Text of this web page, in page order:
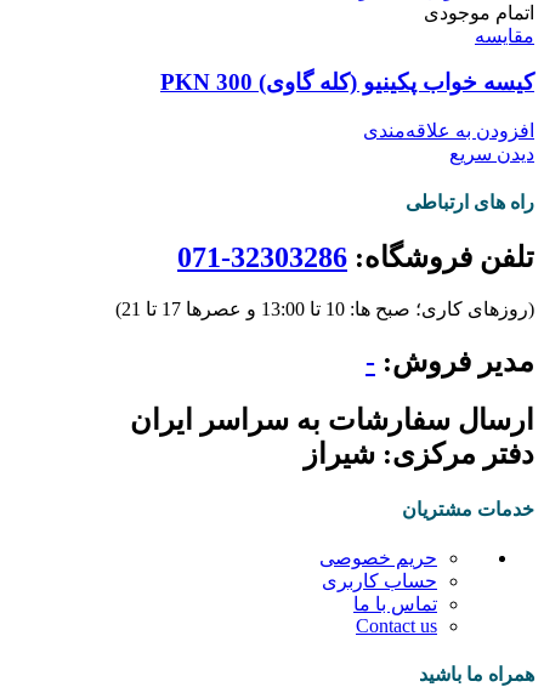
اتمام موجودی
مقایسه
کیسه خواب پکینیو (کله گاوی) PKN 300
افزودن به علاقه‌مندی
دیدن سریع
راه های ارتباطی
تلفن فروشگاه: 32303286-071
(روزهای کاری؛ صبح ها: 10 تا 13:00 و عصرها 17 تا 21)
مدیر فروش: -
ارسال سفارشات به سراسر ایران
دفتر مرکزی: شیراز
خدمات مشتریان
حریم خصوصی
حساب کاربری
تماس با ما
Contact us
همراه ما باشید